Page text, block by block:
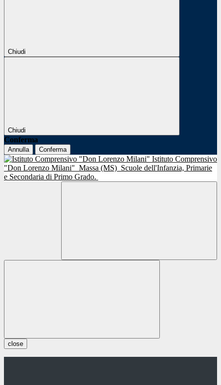
Chiudi
Chiudi
Conferma
Annulla Conferma
Istituto Comprensivo
"Don Lorenzo Milani" Massa (MS) Scuole dell'Infanzia, Primarie
e Secondaria di Primo Grado.
close